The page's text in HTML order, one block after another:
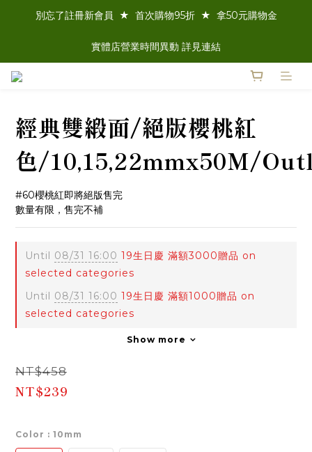
別忘了註冊新會員  ★  首次購物95折  ★  拿50元購物金
實體店營業時間異動 詳見連結
經典雙緞面/絕版櫻桃紅
色/10,15,22mmx50M/
#60櫻桃紅即將絕版售完
數量有限，售完不補
Until 08/31 16:00 19生日慶 滿額3000贈品 on
selected categories
Until 08/31 16:00 19生日慶 滿額1000贈品 on
selected categories
Show more
NT$458
NT$239
Color : 10mm